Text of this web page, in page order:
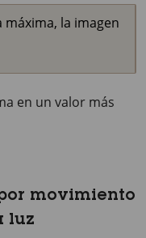
máxima, la imagen
en un valor más
movimiento
luz